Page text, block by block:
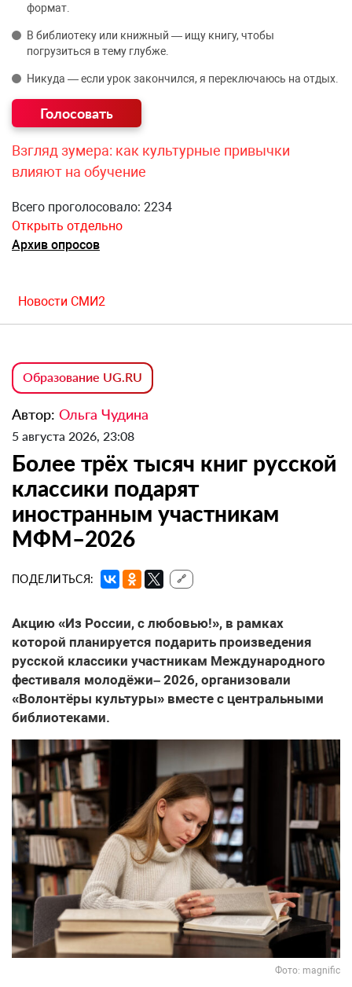
формат.
В библиотеку или книжный — ищу книгу, чтобы
погрузиться в тему глубже.
Никуда — если урок закончился, я переключаюсь на отдых.
Взгляд зумера: как культурные привычки
влияют на обучение
Всего проголосовало: 2234
Открыть отдельно
Архив опросов
Новости СМИ2
Образование UG.RU
Автор: Ольга Чудина
5 августа 2026, 23:08
Более трёх тысяч книг русской
классики подарят
иностранным участникам
МФМ–2026
ПОДЕЛИТЬСЯ: 🔗
Акцию «Из России, с любовью!», в рамках
которой планируется подарить произведения
русской классики участникам Международного
фестиваля молодёжи– 2026, организовали
«Волонтёры культуры» вместе с центральными
библиотеками.
Фото: magnific